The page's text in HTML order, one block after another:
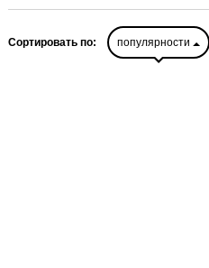
Сортировать по: популярности